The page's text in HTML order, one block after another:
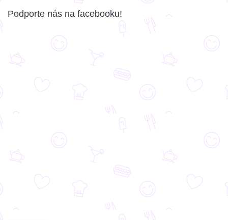
Podporte nás na facebooku!